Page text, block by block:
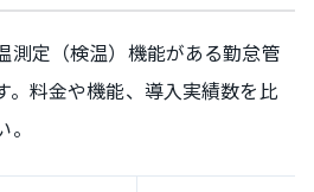
測定（検温）機能がある勤怠管
。料金や機能、導入実績数を比